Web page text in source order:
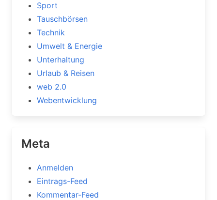
Sport
Tauschbörsen
Technik
Umwelt & Energie
Unterhaltung
Urlaub & Reisen
web 2.0
Webentwicklung
Meta
Anmelden
Eintrags-Feed
Kommentar-Feed